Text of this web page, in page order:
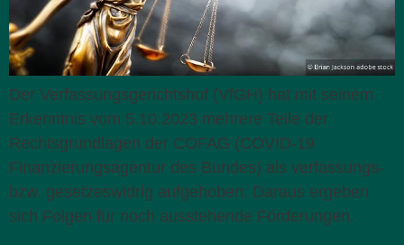
Der Verfassungsgerichtshof (VfGH) hat mit seinem
Erkenntnis vom 5.10.2023 mehrere Teile der
Rechtsgrundlagen der COFAG (COVID-19
Finanzierungsagentur des Bundes) als verfassungs-
bzw. gesetzeswidrig aufgehoben. Daraus ergeben
sich Folgen für noch ausstehende Förderungen.